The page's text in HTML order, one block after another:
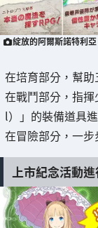
綻放的阿爾斯諾特利
在培育部分，幫助
在戰鬥部分，指
l）」的裝備道具
在冒險部分，一
上市紀念活動進